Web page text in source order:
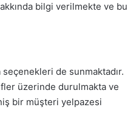
bilgi verilmekte ve bu
de sunmaktadır.
üzerinde durulmakta ve
bir müşteri yelpazesi